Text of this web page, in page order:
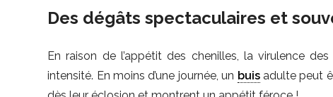
Des dégâts spectaculaires et
En raison de l’appétit des chenilles, la virulence
intensité. En moins d’une journée, un buisadulte peut